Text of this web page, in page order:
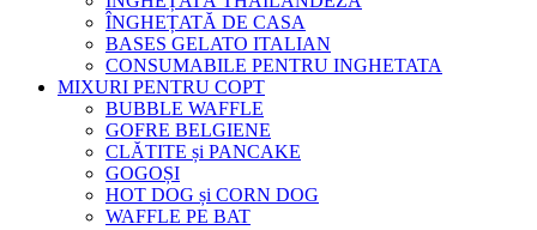
ÎNGHEȚATĂ DE CASA
BASES GELATO ITALIAN
CONSUMABILE PENTRU INGHETATA
MIXURI PENTRU COPT
BUBBLE WAFFLE
GOFRE BELGIENE
CLĂTITE și PANCAKE
GOGOȘI
HOT DOG și CORN DOG
WAFFLE PE BAT